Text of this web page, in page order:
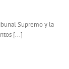
Supremo y la
[...]